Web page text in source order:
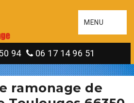
MENU
94 06 17 14 96 51
ramonage de